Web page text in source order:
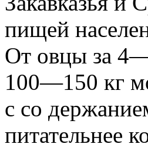
пищей
От овцы за
100—150 кг
с со
питательнее